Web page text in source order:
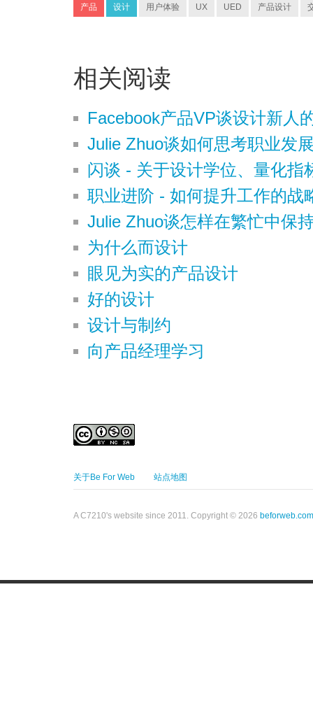
产品 设计 用户体验 UX UED 产品设计
相关阅读
Facebook产品VP谈设计新人
Julie Zhuo谈如何思考职业发
闪谈 - 关于设计学位、量化指
职业进阶 - 如何提升工作的战
Julie Zhuo谈怎样在繁忙中保
为什么而设计
眼见为实的产品设计
好的设计
设计与制约
向产品经理学习
关于Be For Web 站点地图
A C7210's website since 2011. Copyright © 2026 beforweb.com